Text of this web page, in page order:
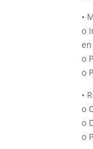
•
o
o
o
•
o
o
o